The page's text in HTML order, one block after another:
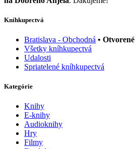
Kníhkupectvá
Bratislava - Obchodná •
Všetky kníhkupectvá
Udalosti
Spriatelené kníhkupectvá
Kategórie
Knihy
E-knihy
Audioknihy
Hry
Filmy